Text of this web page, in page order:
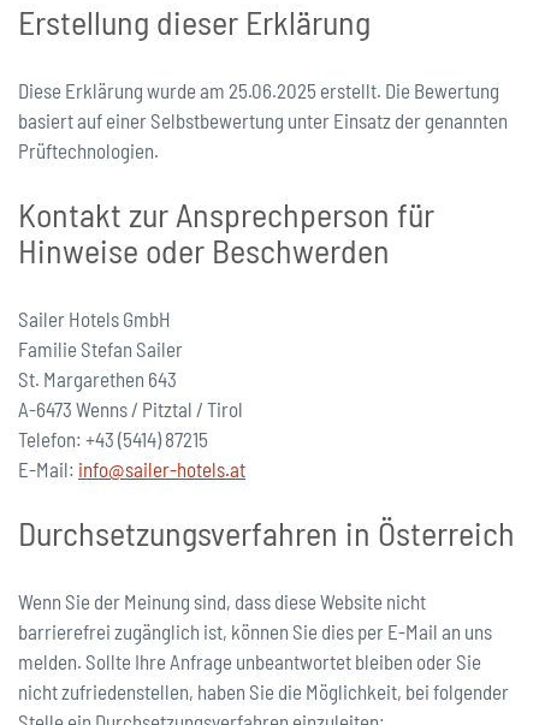
Erstellung dieser Erklärung
Diese Erklärung wurde am 25.06.2025 erstellt. Die Bewertung
basiert auf einer Selbstbewertung unter Einsatz der genannten
Prüftechnologien.
Kontakt zur Ansprechperson für
Hinweise oder Beschwerden
Sailer Hotels GmbH
Familie Stefan Sailer
St. Margarethen 643
A-6473 Wenns / Pitztal / Tirol
Telefon: +43 (5414) 87215
E-Mail: info@sailer-hotels.at
Durchsetzungsverfahren in Österreich
Wenn Sie der Meinung sind, dass diese Website nicht
barrierefrei zugänglich ist, können Sie dies per E-Mail an uns
melden. Sollte Ihre Anfrage unbeantwortet bleiben oder Sie
nicht zufriedenstellen, haben Sie die Möglichkeit, bei folgender